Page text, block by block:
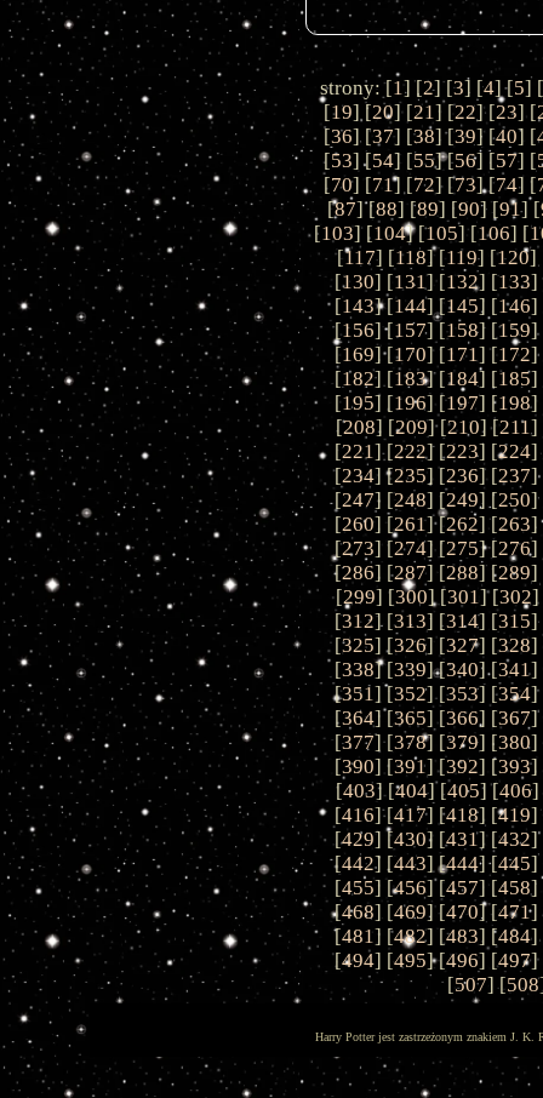
strony: [1] [2] [3] [4] [5] [
[19] [20] [21] [22] [23] [
[36] [37] [38] [39] [40] [
[53] [54] [55] [56] [57] [
[70] [71] [72] [73] [74] [
[87] [88] [89] [90] [91] [
[103] [104] [105] [106] [
[117] [118] [119] [120]
[130] [131] [132] [133]
[143] [144] [145] [146]
[156] [157] [158] [159]
[169] [170] [171] [172]
[182] [183] [184] [185]
[195] [196] [197] [198]
[208] [209] [210] [211]
[221] [222] [223] [224]
[234] [235] [236] [237]
[247] [248] [249] [250]
[260] [261] [262] [263]
[273] [274] [275] [276]
[286] [287] [288] [289]
[299] [300] [301] [302]
[312] [313] [314] [315]
[325] [326] [327] [328]
[338] [339] [340] [341]
[351] [352] [353] [354]
[364] [365] [366] [367]
[377] [378] [379] [380]
[390] [391] [392] [393]
[403] [404] [405] [406]
[416] [417] [418] [419]
[429] [430] [431] [432]
[442] [443] [444] [445]
[455] [456] [457] [458]
[468] [469] [470] [471]
[481] [482] [483] [484]
[494] [495] [496] [497]
[507] [508
Harry Potter jest zastrzeżonym znakiem J. K.